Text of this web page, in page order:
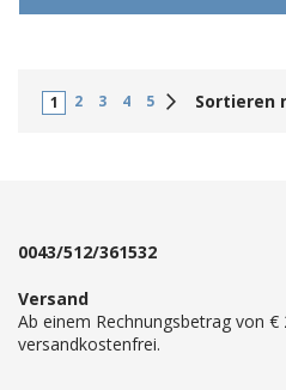
1 2 3 4 5 Weiter
Sortieren
0043/512/361532
Versand
Ab einem Rechnungsbetrag von
versandkostenfrei.